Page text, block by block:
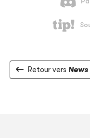
Retour vers News